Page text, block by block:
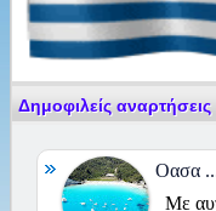
Δημοφιλείς αναρτήσεις
Οασα
Με